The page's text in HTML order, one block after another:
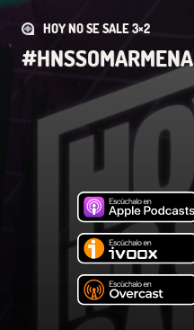
HOY NO SE SALE 3×2
#HNSSOMARMENA